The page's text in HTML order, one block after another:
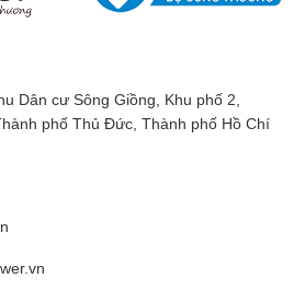
Dân cư Sông Giồng, Khu phố 2,
phố Thủ Đức, Thành phố Hồ Chí